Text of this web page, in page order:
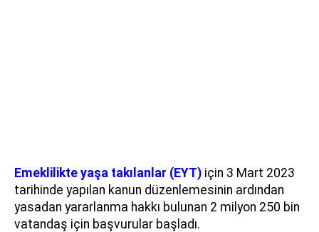
Emeklilikte yaşa takılanlar (EYT) için 3 Mart 2023
tarihinde yapılan kanun düzenlemesinin ardından
yasadan yararlanma hakkı bulunan 2 milyon 250 bin
vatandaş için başvurular başladı.